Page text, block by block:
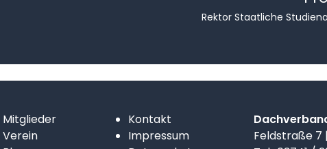
Rektor Staatliche
Mitglieder
Verein
Kontakt
Impressum
Feldstraße 7